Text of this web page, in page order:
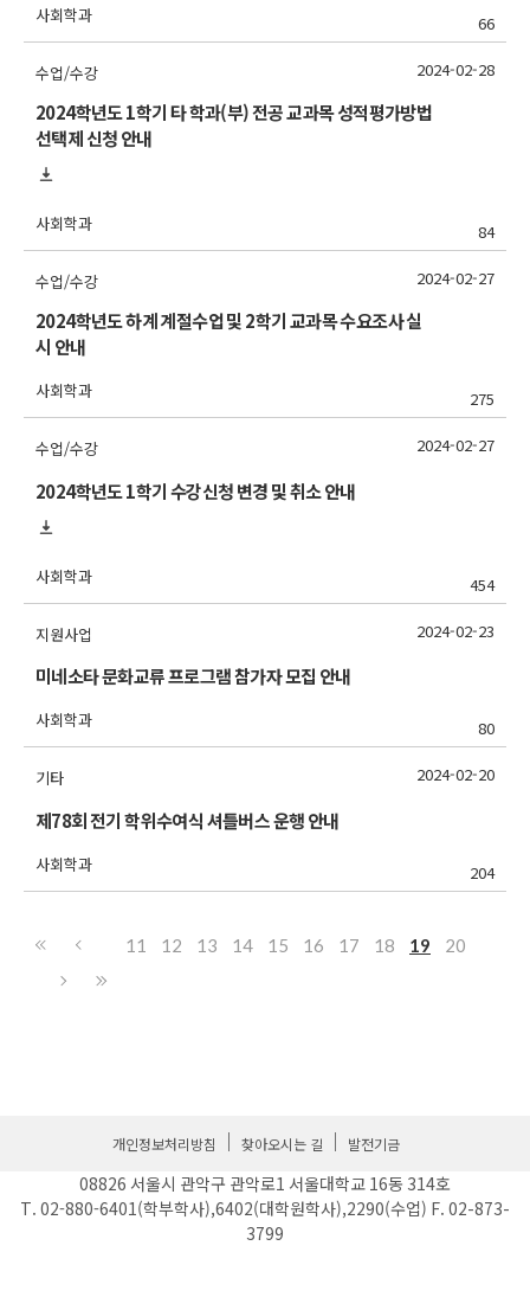
사회학과 66
수업/수강
2024학년도 1학기 타 학과(부) 전공 교과목 성적평가방법
선택제 신청 안내
사회학과 84
2024-02-28
수업/수강
2024학년도 하계 계절수업 및 2학기 교과목 수요조사 실
시 안내
사회학과 275
2024-02-27
수업/수강
2024학년도 1학기 수강신청 변경 및 취소 안내
사회학과 454
2024-02-27
지원사업
미네소타 문화교류 프로그램 참가자 모집 안내
사회학과 80
2024-02-23
기타
제78회 전기 학위수여식 셔틀버스 운행 안내
사회학과 204
2024-02-20
11 12 13 14 15 16 17 18 19 20
개인정보처리방침 찾아오시는 길 발전기금
08826 서울시 관악구 관악로1 서울대학교 16동 314호
T. 02-880-6401(학부학사),6402(대학원학사),2290(수업) F. 02-873-
3799